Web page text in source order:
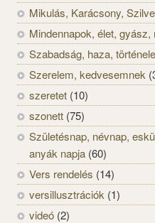
Mikulás, Karácsony,
Mindennapok, élet, gyász,
Szabadság, haza,
Szerelem, kedvesemnek
szeretet (10)
szonett (75)
Születésnap, névnap,
anyák napja (60)
Vers rendelés (14)
versillusztrációk (1)
videó (2)